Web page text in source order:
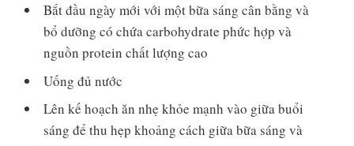
Bắt đầu ngày mới với một bữa sáng cân bằng và
bổ dưỡng có chứa carbohydrate phức hợp và
nguồn protein chất lượng cao
Uống đủ nước
Lên kế hoạch ăn nhẹ khỏe mạnh vào giữa buổi
sáng để thu hẹp khoảng cách giữa bữa sáng và